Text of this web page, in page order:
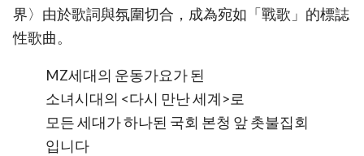
界〉由於歌詞與氛圍切合，成為宛如「戰歌」的標誌
性歌曲。
MZ세대의 운동가요가 된
소녀시대의 <다시 만난 세계>로
모든 세대가 하나된 국회 본청 앞 촛불집회
입니다